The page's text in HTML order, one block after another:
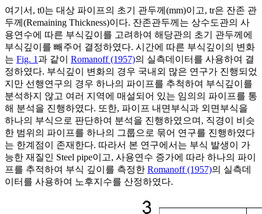
여기서, t0는 대상 파이프의 초기 관두께(mm)이고, tr은 잔존 관
두께(Remaining Thickness)이다. 잔존관두께는 상수도관의 사
용연수에 따른 부식깊이를 고려하여 해당관의 초기 관두께에
부식깊이를 빼주어 결정하였다. 시간에 따른 부식깊이의 변화
는 Fig. 1과 같이 Romanoff (1957)의 실측데이터를 사용하여 결
정하였다. 부식깊이 변화의 경우 국내외 많은 연구가 진행되었
지만 선행연구의 경우 하나의 파이프를 추척하여 부식깊이를
분석하지 않고 여러 지역에 매설되어 있는 임의의 파이프를 통
해 분석을 진행하였다. 또한, 파이프 내면부식과 외면부식을
하나의 부식으로 판단하여 분석을 진행하였으며, 직경이 비슷
한 범위의 파이프를 하나의 그룹으로 묶어 연구를 진행하였다
는 한계점이 존재한다. 따라서 본 연구에서는 부식 발생이 가
능한 재질인 Steel pipe이고, 사용연수 증가에 따라 하나의 파이
프를 추적하여 부식 깊이를 측정한 Romanoff (1957)의 실측데
이터를 사용하여 노후지수를 산정하였다.